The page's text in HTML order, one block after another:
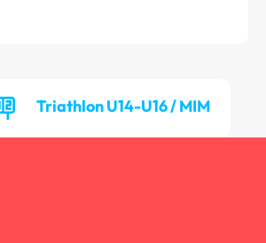
Triathlon U14-U16 / MIM